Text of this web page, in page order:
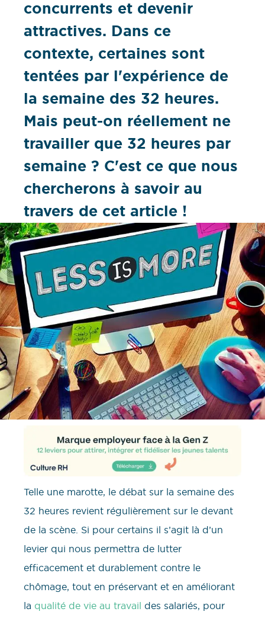
concurrents et devenir
attractives. Dans ce
contexte, certaines sont
tentées par l'expérience de
la semaine des 32 heures.
Mais peut-on réellement ne
travailler que 32 heures par
semaine ? C'est ce que nous
chercherons à savoir au
travers de cet article !
Telle une marotte, le débat sur la semaine des
32 heures revient régulièrement sur le devant
de la scène. Si pour certains il s’agit là d’un
levier qui nous permettra de lutter
efficacement et durablement contre le
chômage, tout en préservant et en améliorant
la qualité de vie au travail des salariés, pour